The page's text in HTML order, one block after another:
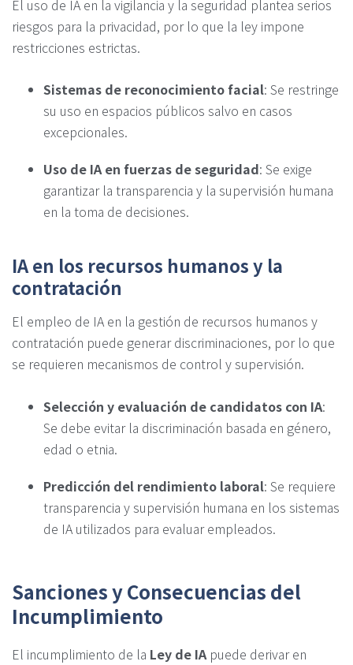
El uso de IA en la vigilancia y la seguridad plantea serios
riesgos para la privacidad, por lo que la ley impone
restricciones estrictas.
Sistemas de reconocimiento facial: Se restringe
su uso en espacios públicos salvo en casos
excepcionales.
Uso de IA en fuerzas de seguridad: Se exige
garantizar la transparencia y la supervisión humana
en la toma de decisiones.
IA en los recursos humanos y la
contratación
El empleo de IA en la gestión de recursos humanos y
contratación puede generar discriminaciones, por lo que
se requieren mecanismos de control y supervisión.
Selección y evaluación de candidatos con IA:
Se debe evitar la discriminación basada en género,
edad o etnia.
Predicción del rendimiento laboral: Se requiere
transparencia y supervisión humana en los sistemas
de IA utilizados para evaluar empleados.
Sanciones y Consecuencias del
Incumplimiento
El incumplimiento de la Ley de IApuede derivar en